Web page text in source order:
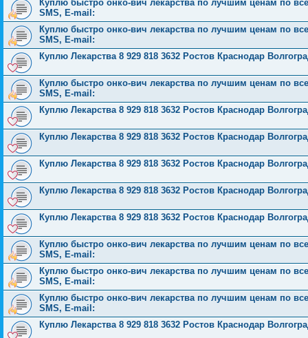
Куплю быстро онко-вич лекарства по лучшим ценам по
SMS, E-mail:
Куплю быстро онко-вич лекарства по лучшим ценам по
SMS, E-mail:
Куплю Лекарства 8 929 818 3632 Ростов Краснодар
Куплю быстро онко-вич лекарства по лучшим ценам по
SMS, E-mail:
Куплю Лекарства 8 929 818 3632 Ростов Краснодар
Куплю Лекарства 8 929 818 3632 Ростов Краснодар
Куплю Лекарства 8 929 818 3632 Ростов Краснодар
Куплю Лекарства 8 929 818 3632 Ростов Краснодар
Куплю Лекарства 8 929 818 3632 Ростов Краснодар
Куплю быстро онко-вич лекарства по лучшим ценам по
SMS, E-mail:
Куплю быстро онко-вич лекарства по лучшим ценам по
SMS, E-mail:
Куплю быстро онко-вич лекарства по лучшим ценам по
SMS, E-mail:
Куплю Лекарства 8 929 818 3632 Ростов Краснодар